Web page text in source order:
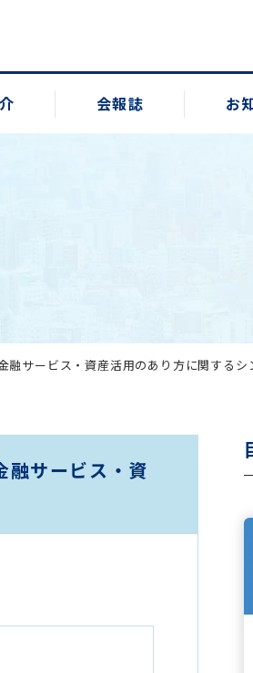
会報誌 お
サービス・資産活用のあり方に関するシ
サービス・資